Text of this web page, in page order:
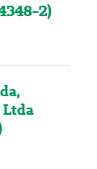
2)
Ltda